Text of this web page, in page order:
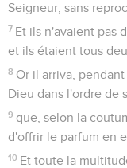
Seigneur, sans
7 Et ils n'avaient pas
et ils étaient tous
8 Or il arriva,
Dieu dans l'ordre de
9 que, selon la
d'offrir le parfum en
10 Et toute la